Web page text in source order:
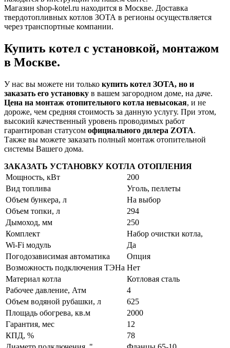
Магазин shop-kotel.ru находится в Москве. Доставка
твердотопливных котлов ЗОТА в регионы осуществляется
через транспортные компании.
Купить котел с установкой, монтажом
в Москве.
У нас вы можете ни только купить котел ЗОТА, но и
заказать его установку в вашем загородном доме, на даче.
Цена на монтаж отопительного котла невысокая, и не
дороже, чем средняя стоимость за данную услугу. При этом,
высокий качественный уровень проводимых работ
гарантирован статусом официального дилера ZOTA.
Также вы можете заказать полный монтаж отопительной
системы Вашего дома.
ЗАКАЗАТЬ УСТАНОВКУ КОТЛА ОТОПЛЕНИЯ
Мощность, кВт
200
Вид топлива
Уголь, пеллеты
Объем бункера, л
На выбор
Объем топки, л
294
Дымоход, мм
250
Комплект
Набор очистки котла,
Wi-Fi модуль
Да
Погодозависимая автоматика
Опция
Возможность подключения ТЭНа Нет
Материал котла
Котловая сталь
Рабочее давление, Атм
4
Объем водяной рубашки, л
625
Площадь обогрева, кв.м
2000
Гарантия, мес
12
КПД, %
78